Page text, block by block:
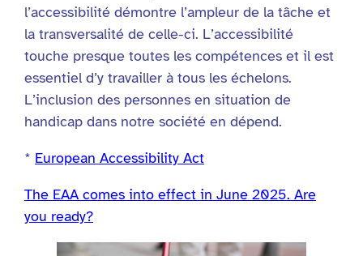
l’accessibilité démontre l’ampleur de la tâche et
la transversalité de celle-ci. L’accessibilité
touche presque toutes les compétences et il est
essentiel d’y travailler à tous les échelons.
L’inclusion des personnes en situation de
handicap dans notre société en dépend.
* European Accessibility Act
The EAA comes into effect in June 2025. Are
you ready?